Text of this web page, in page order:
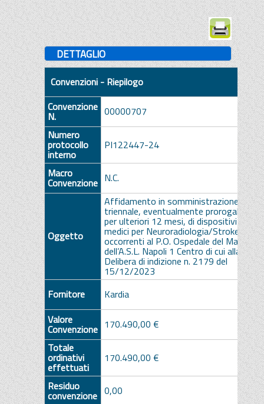
DETTAGLIO
Convenzioni - Riepilogo
Convenzione
N.
00000707
Numero
protocollo
interno
PI122447-24
Macro
Convenzione N.C.
Oggetto
Affidamento in somministrazione
triennale, eventualmente prorogabile
per ulteriori 12 mesi, di dispositivi
medici per Neuroradiologia/Stroke
occorrenti al P.O. Ospedale del Mare
dell’A.S.L. Napoli 1 Centro di cui alla
Delibera di indizione n. 2179 del
15/12/2023
Fornitore
Kardia
Valore
Convenzione 170.490,00 €
Totale
ordinativi
effettuati
170.490,00 €
Residuo
convenzione 0,00